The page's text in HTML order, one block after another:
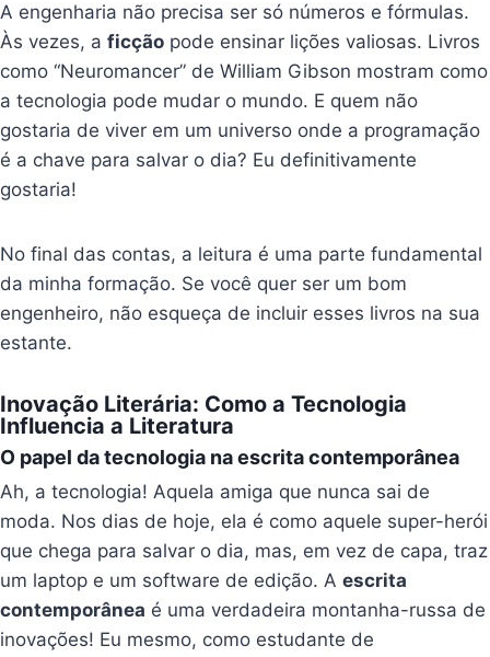
A engenharia não precisa ser só números e fórmulas.
Às vezes, aficção pode ensinar lições valiosas. Livros
como “Neuromancer” de William Gibson mostram como
a tecnologia pode mudar o mundo. E quem não
gostaria de viver em um universo onde a programação
é a chave para salvar o dia? Eu definitivamente
gostaria!
No final das contas, a leitura é uma parte fundamental
da minha formação. Se você quer ser um bom
engenheiro, não esqueça de incluir esses livros na sua
estante.
Inovação Literária: Como a Tecnologia
Influencia a Literatura
O papel da tecnologia na escrita contemporânea
Ah, a tecnologia! Aquela amiga que nunca sai de
moda. Nos dias de hoje, ela é como aquele super-herói
que chega para salvar o dia, mas, em vez de capa, traz
um laptop e um software de edição. Aescrita
contemporânea é uma verdadeira montanha-russa de
inovações! Eu mesmo, como estudante de